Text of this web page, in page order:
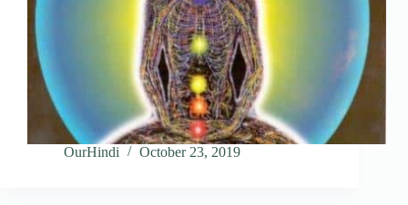
OurHindi October 23, 2019